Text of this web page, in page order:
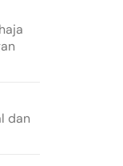
dan